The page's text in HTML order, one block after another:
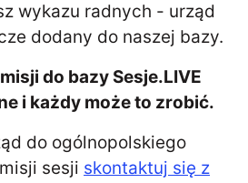
wykazu radnych - urząd
dodany do naszej bazy.
do bazy Sesje.LIVE
i każdy może to zrobić.
do ogólnopolskiego
sesji skontaktuj się z